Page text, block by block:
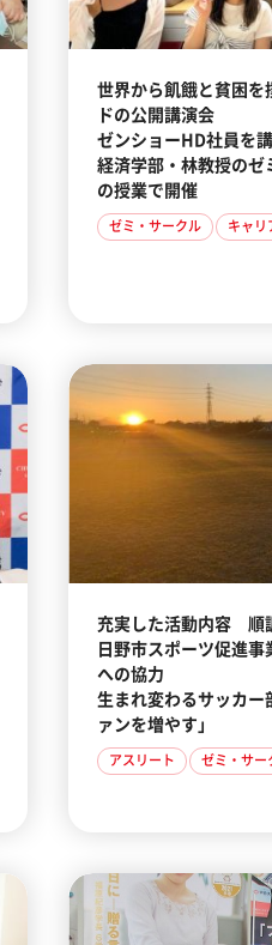
世界から飢餓と貧困
ドの公開講演会
ゼンショーHD社員を
経済学部・林教授のゼ
の授業で開催
ゼミ・サークル キャリ
充実した活動内容 順
日野市スポーツ促進事
への協力
生まれ変わるサッカ
ァンを増やす」
アスリート ゼミ・サー